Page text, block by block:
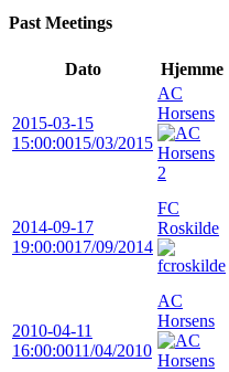
Past Meetings
Dato Hjemme
2015-03-15
15:00:0015/03/2015
AC
Horsens
2014-09-17
19:00:0017/09/2014
FC
Roskilde
2010-04-11
16:00:0011/04/2010
AC
Horsens